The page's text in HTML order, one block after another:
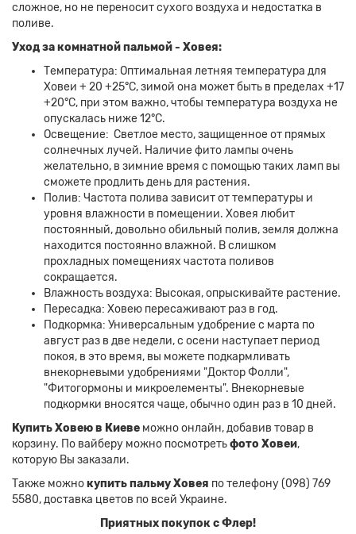
сложное, но не переносит сухого воздуха и недостатка в
поливе.
Уход за комнатной пальмой - Ховея:
Температура: Оптимальная летняя температура для
Ховеи + 20 +25°C, зимой она может быть в пределах +17
+20°C, при этом важно, чтобы температура воздуха не
опускалась ниже 12°C.
Освещение: Светлое место, защищенное от прямых
солнечных лучей. Наличие фито лампы очень
желательно, в зимние время с помощью таких ламп вы
сможете продлить день для растения.
Полив: Частота полива зависит от температуры и
уровня влажности в помещении. Ховея любит
постоянный, довольно обильный полив, земля должна
находится постоянно влажной. В слишком
прохладных помещениях частота поливов
сокращается.
Влажность воздуха: Высокая, опрыскивайте растение.
Пересадка: Ховею пересаживают раз в год.
Подкормка: Универсальным удобрение с марта по
август раз в две недели, с осени наступает период
покоя, в это время, вы можете подкармливать
внекорневыми удобрениями "Доктор Фолли",
"Фитогормоны и микроелементы". Внекорневые
подкормки вносятся чаще, обычно один раз в 10 дней.
Купить Ховею в Киеве можно онлайн, добавив товар в
корзину. По вайберу можно посмотретьфото Ховеи,
которую Вы заказали.
Также можнокупить пальму Ховея по телефону (098) 769
5580, доставка цветов по всей Украине.
Приятных покупок с Флер!